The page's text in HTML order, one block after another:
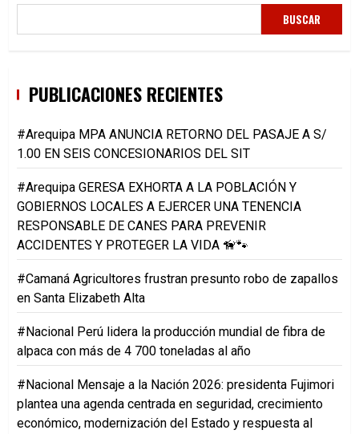
BUSCAR
PUBLICACIONES RECIENTES
#Arequipa MPA ANUNCIA RETORNO DEL PASAJE A S/
1.00 EN SEIS CONCESIONARIOS DEL SIT
#Arequipa GERESA EXHORTA A LA POBLACIÓN Y
GOBIERNOS LOCALES A EJERCER UNA TENENCIA
RESPONSABLE DE CANES PARA PREVENIR
ACCIDENTES Y PROTEGER LA VIDA 🦮🐾
#Camaná Agricultores frustran presunto robo de zapallos
en Santa Elizabeth Alta
#Nacional Perú lidera la producción mundial de fibra de
alpaca con más de 4 700 toneladas al año
#Nacional Mensaje a la Nación 2026: presidenta Fujimori
plantea una agenda centrada en seguridad, crecimiento
económico, modernización del Estado y respuesta al